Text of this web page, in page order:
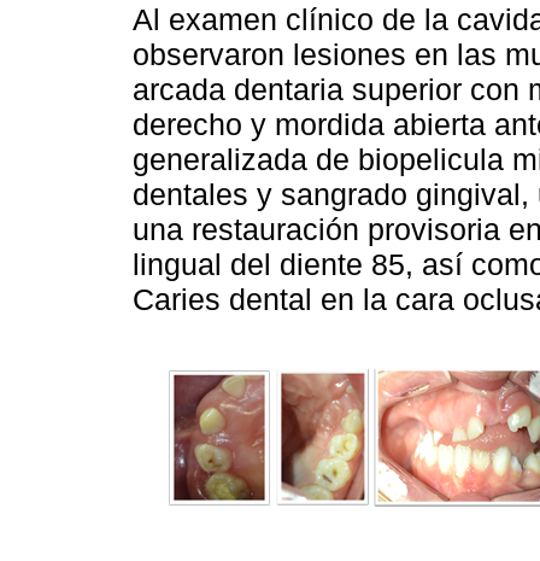
Al examen clínico de la
observaron lesiones en las
arcada dentaria superior con
derecho y mordida abierta
generalizada de biopelicula
dentales y sangrado
una restauración provisoria
lingual del diente 85, así
Caries dental en la cara